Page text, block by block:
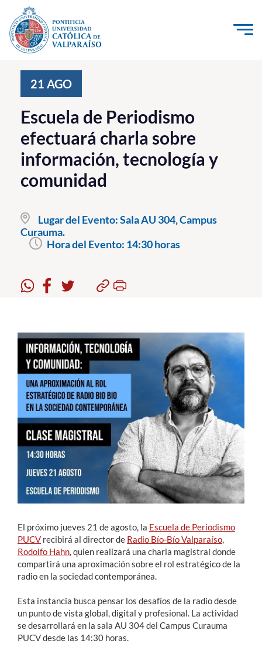
Click acá para ir directamente al contenido
Investigación, Creación e Innovación
PUCV Internacional
Vinculación con el Medio
Admisión
Pregrado
Postgrado
Estudiantes
Funcionarios
Alumni
English
21 AGO
Escuela de Periodismo
efectuará charla sobre
información, tecnología y
comunidad
Lugar del Evento:Sala AU 304, Campus
Curauma.
Hora del Evento: 14:30 horas
El próximo jueves 21 de agosto, la Escuela de Periodismo
PUCV recibirá al director de Radio Bío-Bío Valparaíso
Rodolfo Hahn , quien realizará una charla magistral donde
compartirá una aproximación sobre el rol estratégico de la
radio en la sociedad contemporánea.
Esta instancia busca pensar los desafíos de la radio desde
un punto de vista global, digital y profesional. La actividad
se desarrollará en la sala AU 304 del Campus Curauma
PUCV desde las 14:30 horas.